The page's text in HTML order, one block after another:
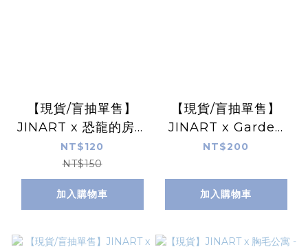
【現貨/盲抽單售】
JINART x 恐龍的房間
- 恐龍の法槌公仔🔨
(全套4款)
NT$120
NT$150
加入購物車
【現貨/盲抽單售】
JINART x Garden
Kingdon - CORA十
列公仔 (全套12款)
NT$200
加入購物車